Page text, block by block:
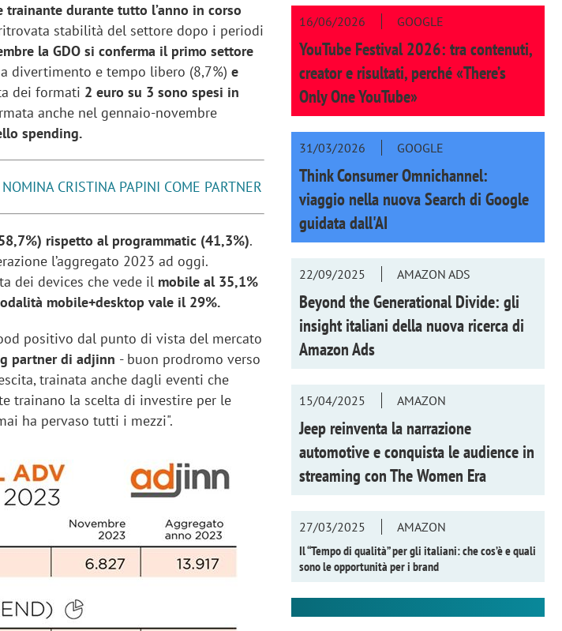
durante tutto l’anno in corso
stabilità del settore dopo i periodi
la GDO si conferma il primo settore
divertimento e tempo libero (8,7%) e
dei formati 2 euro su 3 sono spesi in
anche nel gennaio-novembre
spending.
CRISTINA PAPINI COME PARTNER
rispetto al programmatic (41,3%).
l’aggregato 2023 ad oggi.
dei devices che vede il mobile al 35,1%
mobile+desktop vale il 29%.
positivo dal punto di vista del mercato
partner di adjinn - buon prodromo verso
trainata anche dagli eventi che
trainano la scelta di investire per le
ha pervaso tutti i mezzi".
16/06/2026 GOOGLE
YouTube Festival 2026: tra contenuti,
creator e risultati, perché «There’s
Only One YouTube»
31/03/2026 GOOGLE
Think Consumer Omnichannel:
viaggio nella nuova Search di Google
guidata dall'AI
22/09/2025 AMAZON ADS
Beyond the Generational Divide: gli
insight italiani della nuova ricerca di
Amazon Ads
15/04/2025 AMAZON
Jeep reinventa la narrazione
automotive e conquista le audience in
streaming conThe Women Era
27/03/2025
AMAZON
Il “Tempo di qualità” per gli italiani: che cos’è e quali
sono le opportunità per i brand